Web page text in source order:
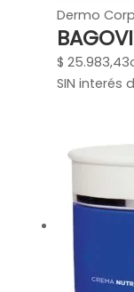
Dermo
$ 25.983,43
SIN interés